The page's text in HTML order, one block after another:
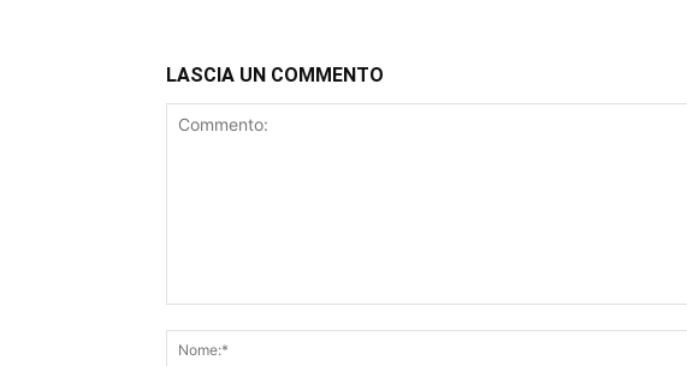
LASCIA UN COMMENTO